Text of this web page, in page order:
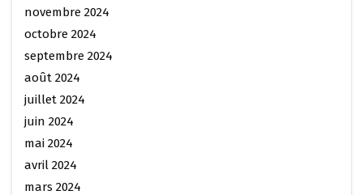
novembre 2024
octobre 2024
septembre 2024
août 2024
juillet 2024
juin 2024
mai 2024
avril 2024
mars 2024